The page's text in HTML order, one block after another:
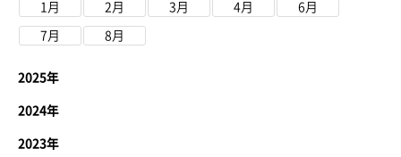
1月
2月 3月 4月 6月
7月 8月
2025年
2024年
2023年